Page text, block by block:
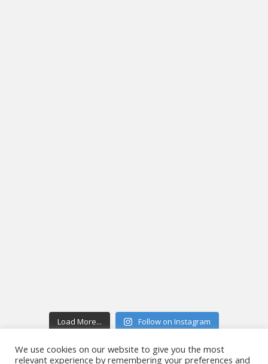
Load More... Follow on Instagram
We use cookies on our website to give you the most
relevant experience by remembering your preferences and